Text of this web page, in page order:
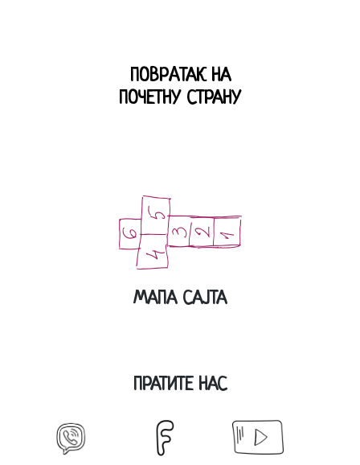
ПОВРAТАК НА
ПОЧЕТНУ СТРАНУ
МАПА САЈТА
ПРАТИТЕ НАС